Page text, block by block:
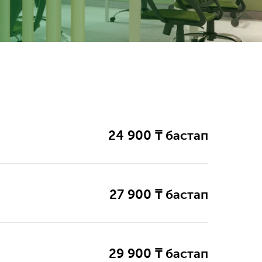
24 900 ₸ бастап
27 900 ₸ бастап
29 900 ₸ бастап